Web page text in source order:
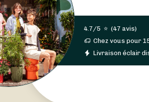
4.7/5 ⭐ (47 avis)
Chez vous pour
Livraison éclair